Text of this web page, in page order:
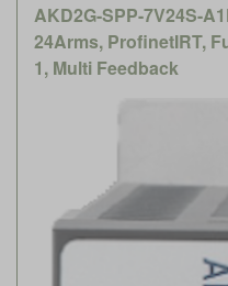
Spannungsklasse
Gehäuse Grösse
AKD2G-SPP-7V24S-
24Arms, ProfinetIRT,
1, Multi Feedback